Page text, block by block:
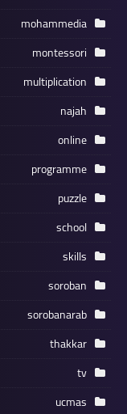
mohammedia
montessori
multiplication
najah
online
programme
puzzle
school
skills
soroban
sorobanarab
thakkar
tv
ucmas